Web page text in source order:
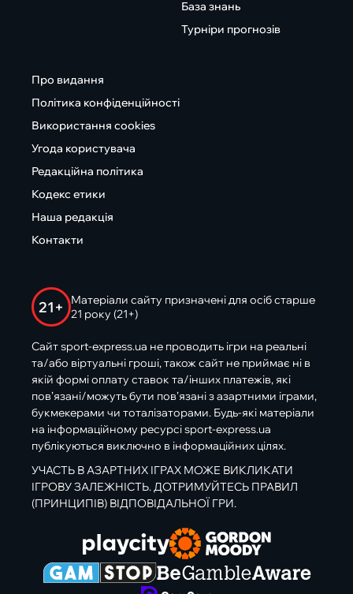
База знань
Турніри прогнозів
Про видання
Політика конфіденційності
Використання cookies
Угода користувача
Редакційна політика
Кодекс етики
Наша редакція
Контакти
21+
Матеріали сайту призначені для осіб старше
21 року (21+)
Сайт sport-express.ua не проводить ігри на реальні
та/або віртуальні гроші, також сайт не приймає ні в
якій формі оплату ставок та/інших платежів, які
пов’язані/можуть бути пов’язані з азартними іграми,
букмекерами чи тоталізаторами. Будь-які матеріали
на інформаційному ресурсі sport-express.ua
публікуються виключно в інформаційних цілях.
УЧАСТЬ В АЗАРТНИХ ІГРАХ МОЖЕ ВИКЛИКАТИ
ІГРОВУ ЗАЛЕЖНІСТЬ. ДОТРИМУЙТЕСЬ ПРАВИЛ
(ПРИНЦИПІВ) ВІДПОВІДАЛЬНОЇ ГРИ.